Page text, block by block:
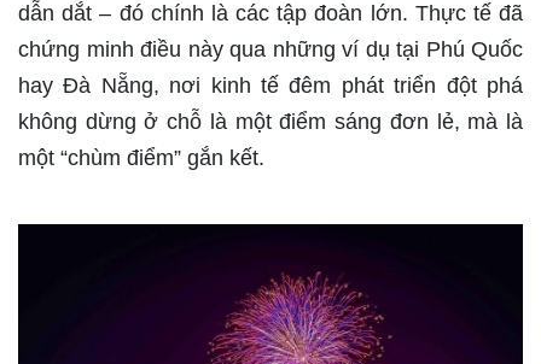
dẫn dắt – đó chính là các tập đoàn lớn. Thực tế đã
chứng minh điều này qua những ví dụ tại Phú Quốc
hay Đà Nẵng, nơi kinh tế đêm phát triển đột phá
không dừng ở chỗ là một điểm sáng đơn lẻ, mà là
một “chùm điểm” gắn kết.